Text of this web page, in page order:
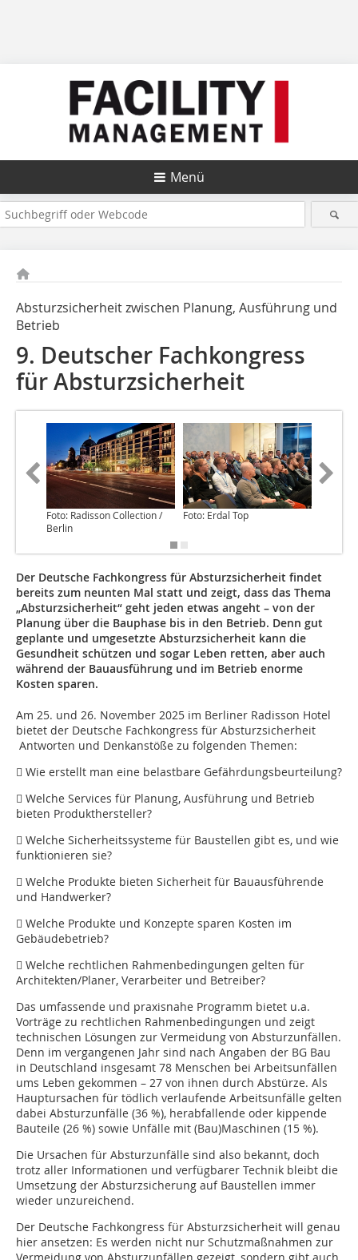
Menü
Absturzsicherheit zwischen Planung, Ausführung und
Betrieb
9. Deutscher Fachkongress
für Absturzsicherheit
Foto: Radisson Collection /
Berlin
Foto: Erdal Top
Der Deutsche Fachkongress für Absturzsicherheit findet
bereits zum neunten Mal statt und zeigt, dass das Thema
„Absturzsicherheit“ geht jeden etwas angeht – von der
Planung über die Bauphase bis in den Betrieb. Denn gut
geplante und umgesetzte Absturzsicherheit kann die
Gesundheit schützen und sogar Leben retten, aber auch
während der Bauausführung und im Betrieb enorme
Kosten sparen.
Am 25. und 26. November 2025 im Berliner Radisson Hotel
bietet der Deutsche Fachkongress für Absturzsicherheit
Antworten und Denkanstöße zu folgenden Themen:
 Wie erstellt man eine belastbare Gefährdungsbeurteilung?
 Welche Services für Planung, Ausführung und Betrieb
bieten Produkthersteller?
 Welche Sicherheitssysteme für Baustellen gibt es, und wie
funktionieren sie?
 Welche Produkte bieten Sicherheit für Bauausführende
und Handwerker?
 Welche Produkte und Konzepte sparen Kosten im
Gebäudebetrieb?
 Welche rechtlichen Rahmenbedingungen gelten für
Architekten/­Planer, Verarbeiter und Betreiber?
Das umfassende und praxisnahe Programm bietet u.a.
Vorträge zu rechtlichen Rahmenbedingungen und zeigt
technischen Lösungen zur Vermeidung von Absturzunfällen.
Denn im vergangenen Jahr sind nach Angaben der BG Bau
in Deutschland insgesamt 78 Menschen bei Arbeitsunfällen
ums Leben gekommen – 27 von ihnen durch Abstürze. Als
Hauptursachen für tödlich verlaufende Arbeitsunfälle gelten
dabei Absturzunfälle (36 %), herabfallende oder kippende
Bauteile (26 %) sowie Unfälle mit (Bau)Maschinen (15 %).
Die Ursachen für Absturzunfälle sind also bekannt, doch
trotz aller Informationen und verfügbarer Technik bleibt die
Umsetzung der Absturzsicherung auf Baustellen immer
wieder unzureichend.
Der Deutsche Fachkongress für Absturzsicherheit will genau
hier ansetzen: Es werden nicht nur Schutzmaßnahmen zur